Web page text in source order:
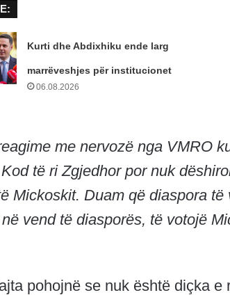
Kurti dhe Abdixhiku ende larg
marrëveshjes për institucionet
06.08.2026
me nervozë nga VMRO
të ri Zgjedhor por nuk
Mickoskit. Duam që diaspora
vend të diasporës, të votojë
pohojnë se nuk është diçka